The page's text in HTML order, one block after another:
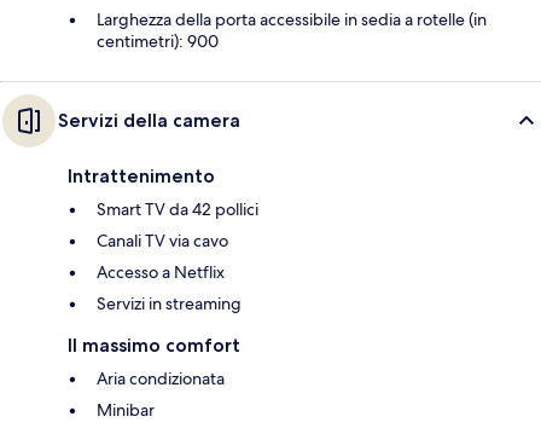
Larghezza della porta accessibile in sedia a rotelle (in
centimetri): 900
Servizi della camera
Intrattenimento
Smart TV da 42 pollici
Canali TV via cavo
Accesso a Netflix
Servizi in streaming
Il massimo comfort
Aria condizionata
Minibar